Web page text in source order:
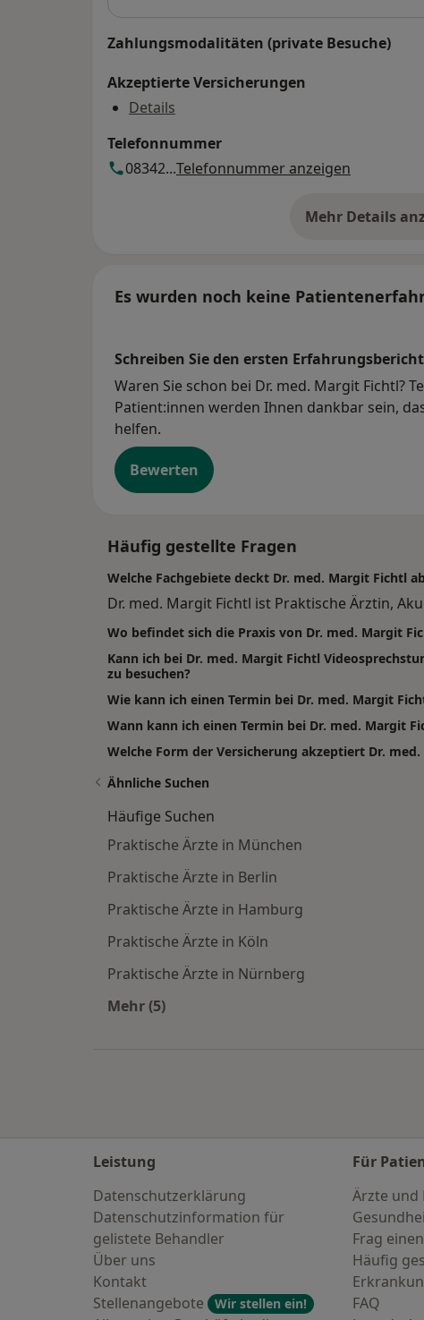
Zahlungsmodalitäten (private Besuche)
Akzeptierte Versicherungen
Details
Telefonnummer
08342...Telefonnummer anzeigen
Mehr Detailsüber
Es wurden noch keine
Schreiben Sie den ersten
Waren Sie schon bei Dr. med. Margit Fichtl?
Patient:innen werden Ihnen dankbar sein,
helfen.
Bewerten
Häufig gestellte Fragen
Welche Fachgebiete deckt Dr. med. Margit Fichtl
Dr. med. Margit Fichtl ist Praktische Ärztin,
Wo befindet sich die Praxis von Dr. med. Margit
Kann ich bei Dr. med. Margit Fichtl
zu besuchen?
Wie kann ich einen Termin bei Dr. med. Margit
Wann kann ich einen Termin bei Dr. med. Margit
Welche Form der Versicherung akzeptiert Dr.
Ähnliche Suchen
Häufige Suchen
Praktische Ärzte in München
Praktische Ärzte in Berlin
Praktische Ärzte in Hamburg
Praktische Ärzte in Köln
Praktische Ärzte in Nürnberg
Mehr (5)
Leistung
Datenschutzerklärung
Datenschutzinformation für
gelistete Behandler
Über uns
Kontakt
Stellenangebote
Wir stellen ein!
Für
Ärzte und
Frag
Häufig
FAQ